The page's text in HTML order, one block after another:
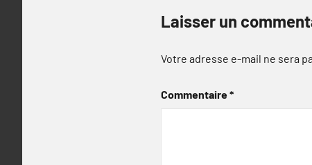
Laisser un
Votre adresse e-mail ne sera
Commentaire*